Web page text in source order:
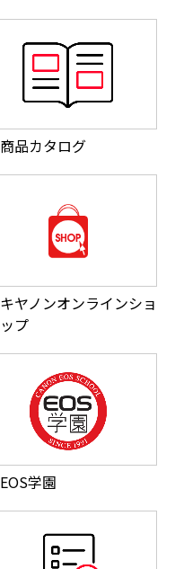
商品カタログ
キヤノンオンラインショ
ップ
EOS学園